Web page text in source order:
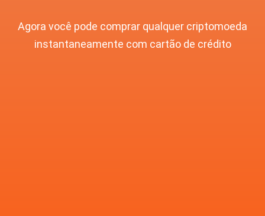
Agora você pode comprar qualquer criptomoeda
instantaneamente com cartão de crédito